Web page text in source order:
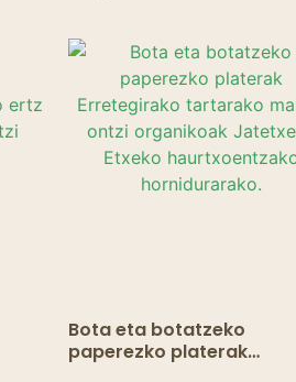
Bota eta botatzeko
paperezko platerak